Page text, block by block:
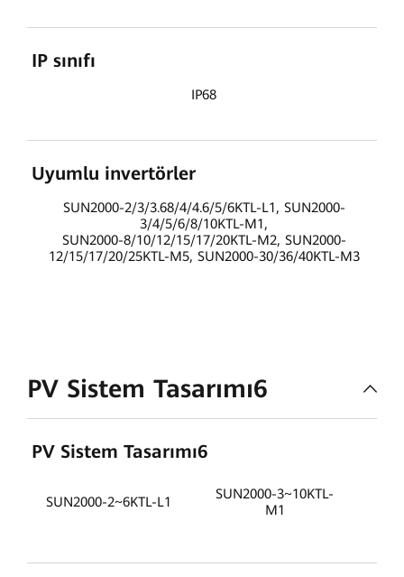
IP sınıfı
IP68
Uyumlu invertörler
SUN2000-2/3/3.68/4/4.6/5/6KTL-L1, SUN2000-
3/4/5/6/8/10KTL-M1,
SUN2000-8/10/12/15/17/20KTL-M2, SUN2000-
12/15/17/20/25KTL-M5, SUN2000-30/36/40KTL-M3
PV Sistem Tasarımı6
PV Sistem Tasarımı6
SUN2000-2~6KTL-L1
SUN2000-3~10KTL-
M1